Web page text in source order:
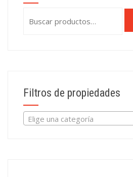
por:
Filtros de propiedades
Elige una categoría